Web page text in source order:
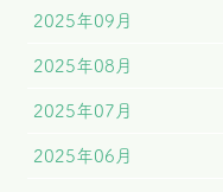
2025年09月
2025年08月
2025年07月
2025年06月